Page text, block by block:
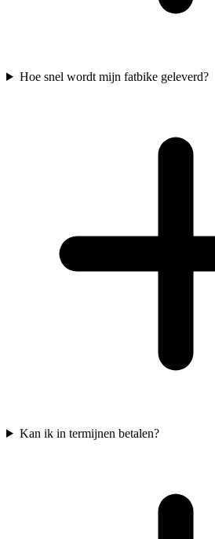
Hoe snel wordt mijn fatbike geleverd?
Kan ik in termijnen betalen?